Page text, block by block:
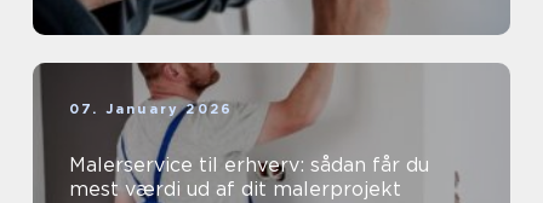
07. January 2026
Malerservice til erhverv: sådan får du
mest værdi ud af dit malerprojekt